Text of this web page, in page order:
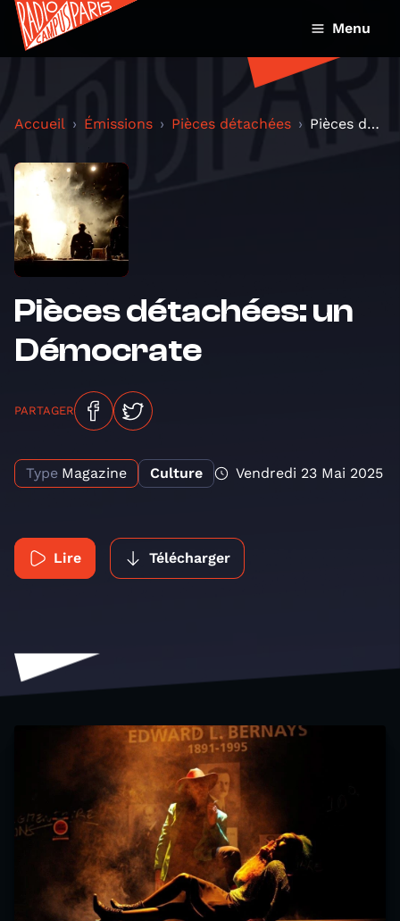
Menu
Accueil Émissions Pièces détachées Pièces détachées: un Démocrate
Pièces détachées: un
Démocrate
PARTAGER
Type Magazine Culture Vendredi 23 Mai 2025
Lire Télécharger